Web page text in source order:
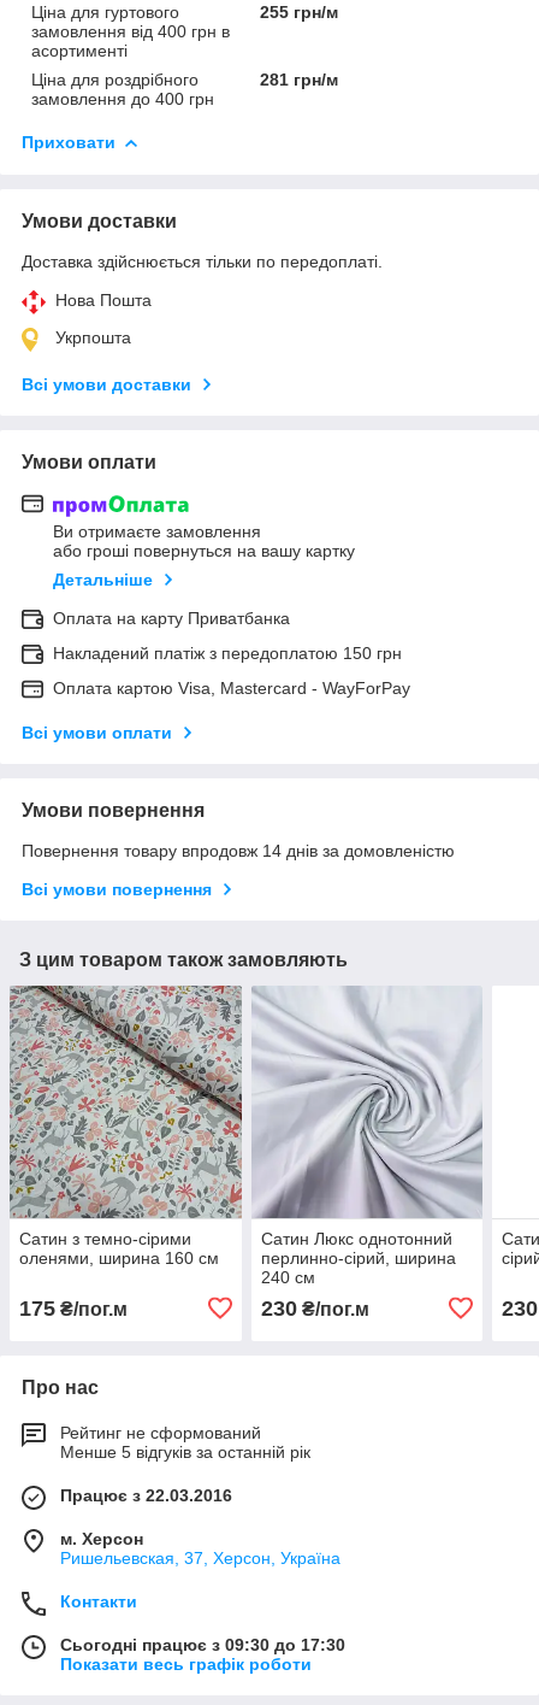
Ціна для гуртового
замовлення від 400 грн в
асортименті
255 грн/м
Ціна для роздрібного
замовлення до 400 грн
281 грн/м
Приховати
Умови доставки
Доставка здійснюється тільки по передоплаті.
Нова Пошта
Укрпошта
Всі умови доставки
Умови оплати
Ви отримаєте замовлення
або гроші повернуться на вашу картку
Детальніше
Оплата на карту Приватбанка
Накладений платіж з передоплатою 150 грн
Оплата картою Visa, Mastercard - WayForPay
Всі умови оплати
Умови повернення
Повернення товару впродовж 14 днів за домовленістю
Всі умови повернення
З цим товаром також замовляють
Сатин з темно-сірими
оленями, ширина 160 см
175 ₴/пог.м
Сатин Люкс однотонний
перлинно-сірий, ширина
240 см
230₴/пог.м 230
Про нас
Рейтинг не сформований
Менше 5 відгуків за останній рік
Працює з 22.03.2016
м. Херсон
Ришельевская, 37, Херсон, Україна
Контакти
Сьогодні працює з 09:30 до 17:30
Показати весь графік роботи